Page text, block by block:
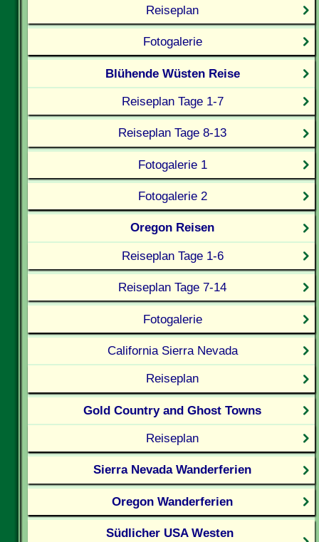
Reiseplan
Fotogalerie
Blühende Wüsten Reise
Reiseplan Tage 1-7
Reiseplan Tage 8-13
Fotogalerie 1
Fotogalerie 2
Oregon Reisen
Reiseplan Tage 1-6
Reiseplan Tage 7-14
Fotogalerie
California Sierra Nevada
Reiseplan
Gold Country and Ghost Towns
Reiseplan
Sierra Nevada Wanderferien
Oregon Wanderferien
Südlicher USA Westen